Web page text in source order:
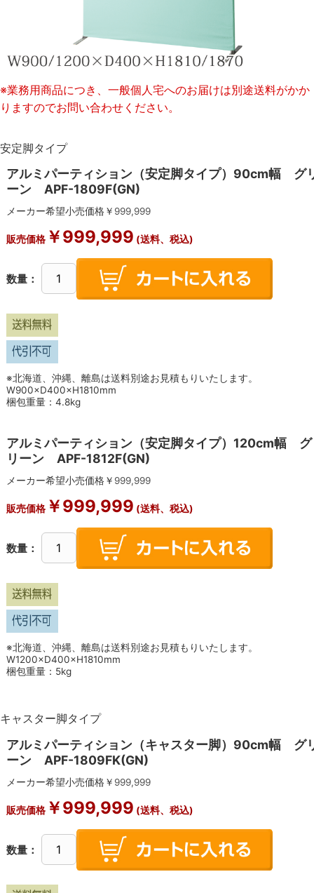
※業務用商品につき、一般個人宅へのお届けは別途送料がかか
りますのでお問い合わせください。
安定脚タイプ
アルミパーティション（安定脚タイプ）90cm幅 グ
ーン APF-1809F(GN)
メーカー希望小売価格￥ 999,999
販売価格￥999,999 (送料、税込)
数量：
※北海道、沖縄、離島は送料別途お見積もりいたします。
W900×D400×H1810mm
梱包重量：4.8kg
アルミパーティション（安定脚タイプ）120cm幅 グ
リーン APF-1812F(GN)
メーカー希望小売価格￥ 999,999
販売価格￥999,999 (送料、税込)
数量：
※北海道、沖縄、離島は送料別途お見積もりいたします。
W1200×D400×H1810mm
梱包重量：5kg
キャスター脚タイプ
アルミパーティション（キャスター脚）90cm幅 グ
ーン APF-1809FK(GN)
メーカー希望小売価格￥ 999,999
販売価格￥999,999 (送料、税込)
数量：